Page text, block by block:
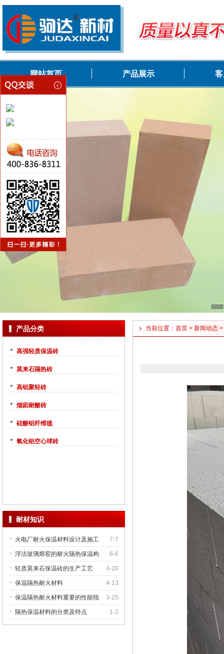
网站首页 产品展示
产品分类
高强轻质保温砖
莫来石隔热砖
高铝聚轻砖
烟囱耐酸砖
硅酸铝纤维毯
氧化铝空心球砖
耐材知识
火电厂耐火保温材料设计及施工 7-7
浮法玻璃熔窑的耐火隔热保温构 6-6
轻质莫来石保温砖的生产工艺 4-20
保温隔热耐火材料 4-13
保温隔热耐火材料重要的性能指 3-25
隔热保温材料的分类及特点 1-2
当前位置： 首页 > 新闻动态 >